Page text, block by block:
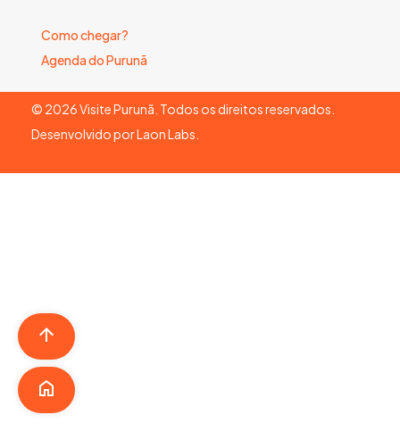
Como chegar?
Agenda do Purunã
© 2026Visite Purunã. Todos os direitos reservados.
Desenvolvido porLaon Labs